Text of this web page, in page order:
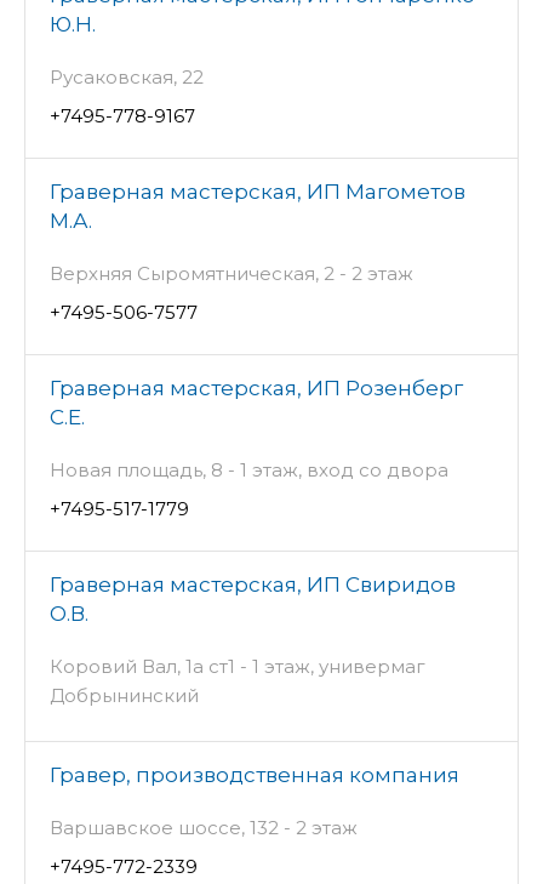
Ю.Н.
Русаковская, 22
+7495-778-9167
Граверная мастерская, ИП Магометов
М.А.
Верхняя Сыромятническая, 2 - 2 этаж
+7495-506-7577
Граверная мастерская, ИП Розенберг
С.Е.
Новая площадь, 8 - 1 этаж, вход со двора
+7495-517-1779
Граверная мастерская, ИП Свиридов
О.В.
Коровий Вал, 1а ст1 - 1 этаж, универмаг
Добрынинский
Гравер, производственная компания
Варшавское шоссе, 132 - 2 этаж
+7495-772-2339